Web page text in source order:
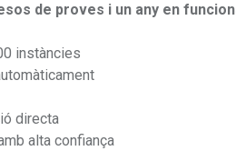
de proves i un any en
instàncies
directa
alta confiança